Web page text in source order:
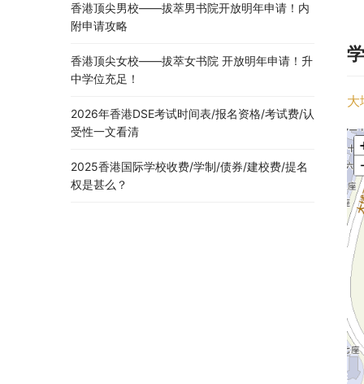
大
香港顶尖男校——拔萃男书院开放明年申请！内
附申请攻略
香港顶尖女校——拔萃女书院 开放明年申请！升
中学位充足！
2026年香港DSE考试时间表/报名资格/考试费/认
受性一文看清
2025香港国际学校收费/学制/债券/建校费/提名
权是甚么？